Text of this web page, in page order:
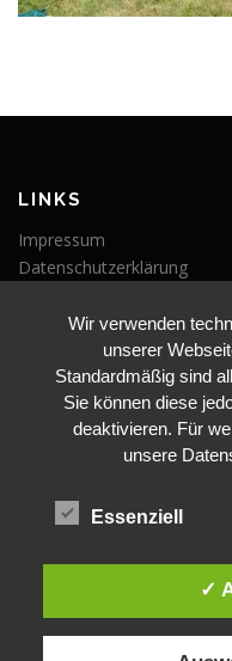
LINKS
Impressum
Datenschutzerklärung
Veranstaltungen
Wir verwenden
unserer
Standardmäßig sind
Sie können diese
deaktivieren. Für
unsere
Essenziell
✓